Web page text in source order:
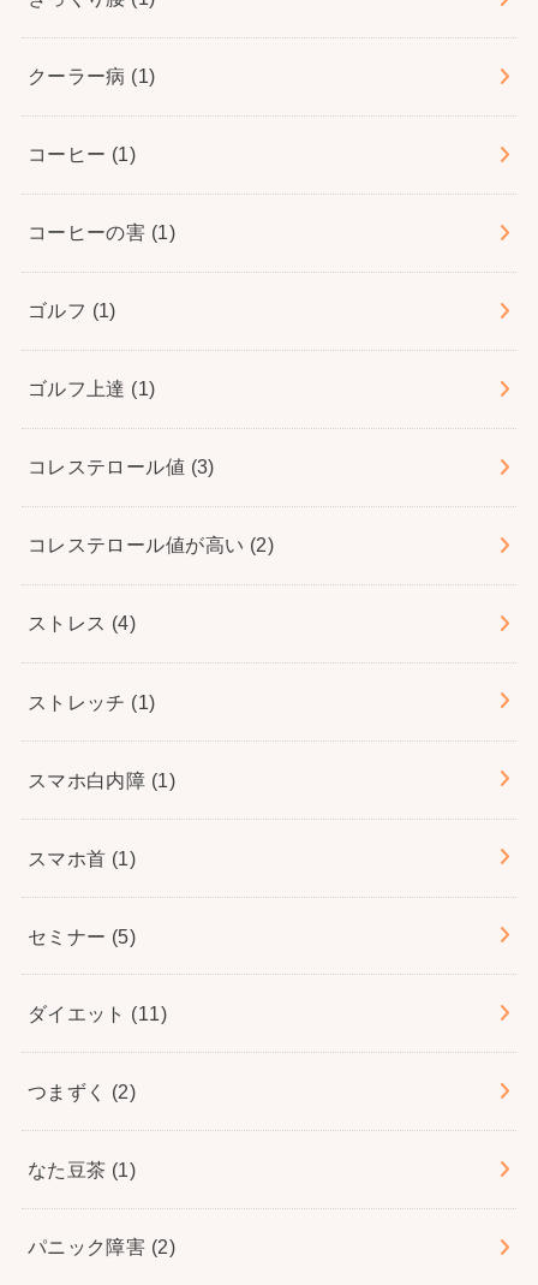
クーラー病 (1)
コーヒー (1)
コーヒーの害 (1)
ゴルフ (1)
ゴルフ上達 (1)
コレステロール値 (3)
コレステロール値が高い (2)
ストレス (4)
ストレッチ (1)
スマホ白内障 (1)
スマホ首 (1)
セミナー (5)
ダイエット (11)
つまずく (2)
なた豆茶 (1)
パニック障害 (2)